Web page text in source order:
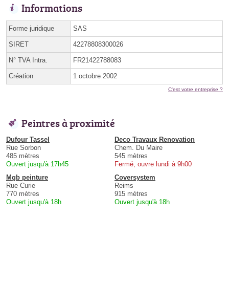
Informations
Forme juridique SAS
SIRET 42278808300026
N° TVA Intra. FR21422788083
Création 1 octobre 2002
C'est votre entreprise ?
Peintres à proximité
Dufour Tassel
Rue Sorbon
485 mètres
Ouvert jusqu'à 17h45
Deco Travaux Renovation
Chem. Du Maire
545 mètres
Fermé, ouvre lundi à 9h00
Mgb peinture
Rue Curie
770 mètres
Ouvert jusqu'à 18h
Coversystem
Reims
915 mètres
Ouvert jusqu'à 18h